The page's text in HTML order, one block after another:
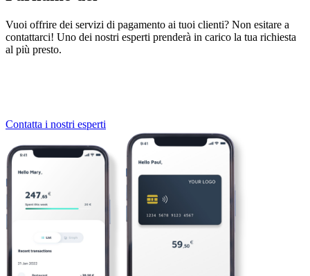
Vuoi offrire dei servizi di pagamento ai tuoi clienti? Non esitare a
contattarci! Uno dei nostri esperti prenderà in carico la tua richiesta
al più presto.
Contatta i nostri esperti